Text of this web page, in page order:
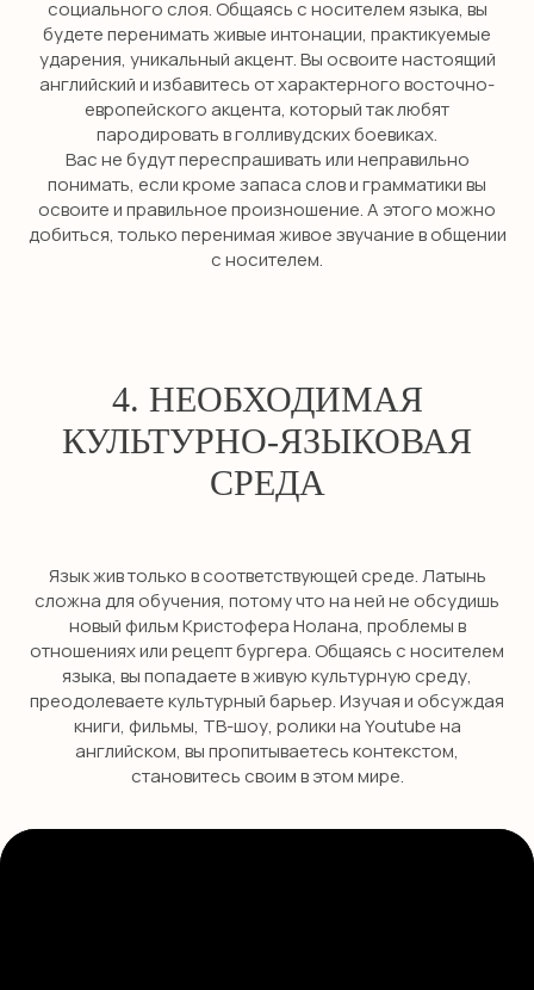
социального слоя. Общаясь с носителем языка, вы
будете перенимать живые интонации, практикуемые
ударения, уникальный акцент. Вы освоите настоящий
английский и избавитесь от характерного восточно-
европейского акцента, который так любят
пародировать в голливудских боевиках.
Вас не будут переспрашивать или неправильно
понимать, если кроме запаса слов и грамматики вы
освоите и правильное произношение. А этого можно
добиться, только перенимая живое звучание в общении
с носителем.
4. НЕОБХОДИМАЯ
КУЛЬТУРНО-ЯЗЫКОВАЯ
СРЕДА
Язык жив только в соответствующей среде. Латынь
сложна для обучения, потому что на ней не обсудишь
новый фильм Кристофера Нолана, проблемы в
отношениях или рецепт бургера. Общаясь с носителем
языка, вы попадаете в живую культурную среду,
преодолеваете культурный барьер. Изучая и обсуждая
книги, фильмы, ТВ-шоу, ролики на Youtube на
английском, вы пропитываетесь контекстом,
становитесь своим в этом мире.